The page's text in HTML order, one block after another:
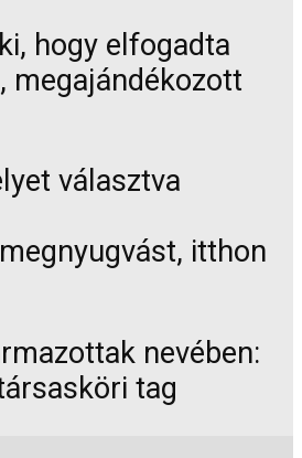
hogy elfogadta
megajándékozott
választva
itthon
nevében:
tag